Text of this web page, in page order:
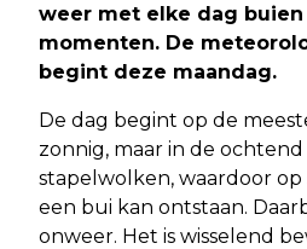
weer met elke dag
momenten. De
begint deze maandag.
De dag begint op de
zonnig, maar in de
stapelwolken, waardoor op
een bui kan ontstaan.
onweer. Het is wisselend